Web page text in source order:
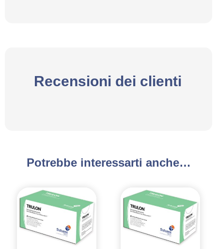
Recensioni dei clienti
Potrebbe interessarti anche…